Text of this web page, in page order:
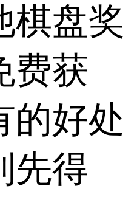
棋盘奖
费获
的好处
先得